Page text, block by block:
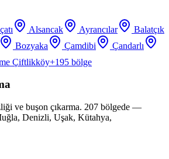
Alsancak Ayrancılar
Balatçık
Bozyaka Çamdibi
Çandarlı
Çiftlikköy+195 bölge
ve buşon çıkarma. 207 bölgede —
Denizli, Uşak, Kütahya,